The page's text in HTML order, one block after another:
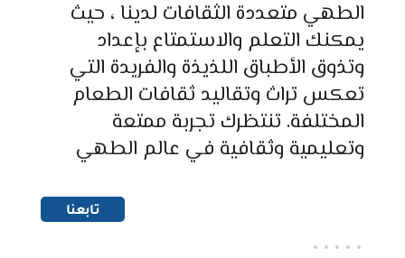
الطهي متعددة الثقافات لدينا ، حيث
يمكنك التعلم والاستمتاع بإعداد
وتذوق الأطباق اللذيذة والفريدة التي
تعكس تراث وتقاليد ثقافات الطعام
المختلفة. تنتظرك تجربة ممتعة
وتعليمية وثقافية في عالم الطهي
تابعنا